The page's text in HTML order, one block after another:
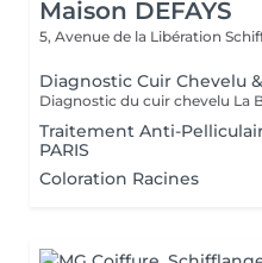
Maison DEFAYS
5, Avenue de la Libération
Diagnostic Cuir Chevelu
Traitement Anti-
PARIS
Coloration Racines